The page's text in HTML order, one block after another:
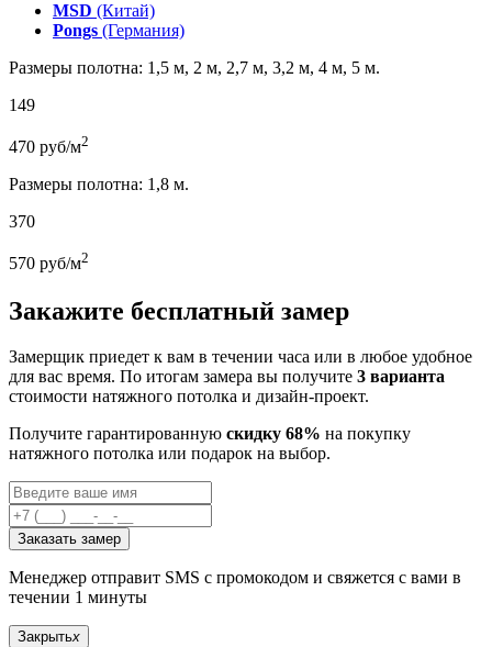
MSD (Китай)
Pongs (Германия)
Размеры полотна: 1,5 м, 2 м, 2,7 м, 3,2 м, 4 м, 5 м.
149
470 руб/м2
Размеры полотна: 1,8 м.
370
570 руб/м2
Закажите бесплатный замер
Замерщик приедет к вам в течении часа или в любое удобное
для вас время. По итогам замера вы получите 3 варианта
стоимости натяжного потолка и дизайн-проект.
Получите гарантированную скидку 68% на покупку
натяжного потолка или подарок на выбор.
Заказать замер
Менеджер отправит SMS с промокодом и свяжется с вами в
течении 1 минуты
Закрытьx